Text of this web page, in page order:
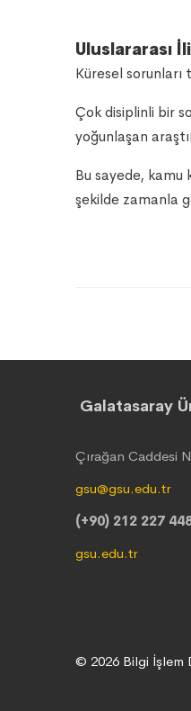
Uluslararası
Küresel
Çok disiplinli bir
yoğunlaşan
Bu sayede,
şekilde zamanla
Galatasaray
Çırağan Caddesi
gsu@gsu.edu.tr
(+90) 212 227
gsu.edu.tr
© 2026 Bilgi İşlem